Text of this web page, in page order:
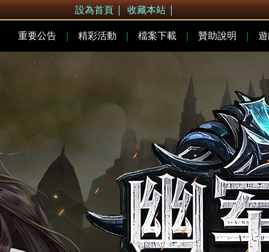
設為首頁 | 收藏本站 |